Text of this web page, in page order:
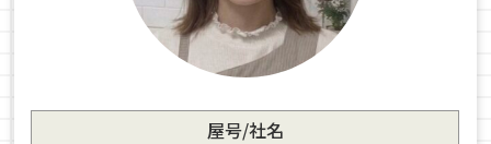
屋号/社名